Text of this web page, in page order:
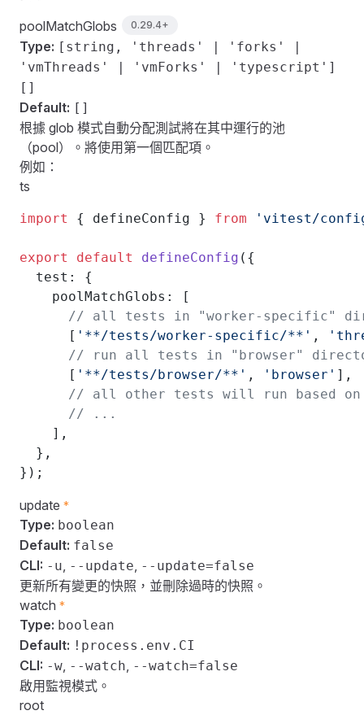
poolMatchGlobs 0.29.4+
Type: [string, 'threads' | 'forks' |
'vmThreads' | 'vmForks' | 'typescript']
[]
Default: []
根據 glob 模式自動分配測試將在其中運行的池
（pool）。將使用第一個匹配項。
例如：
ts
import { defineConfig } from 'vitest/
export default defineConfig ({
  test: {
    poolMatchGlobs: [
// all tests in "worker-specific"
      [
'**/tests/worker-specific/**' ,
// run all tests in "browser"
      [
'**/tests/browser/**' , 'browser' ],
// all other tests will run based
      // ...
    ],
  },
});
update *
Type: boolean
Default: false
CLI: -u, --update, --update=false
更新所有變更的快照，並刪除過時的快照。
watch *
Type: boolean
Default: !process.env.CI
CLI: -w, --watch, --watch=false
啟用監視模式。
root